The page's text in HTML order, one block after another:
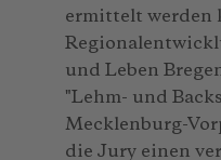
ermittelt werden
und Leben
"Lehm- und
Mecklenburg-
die Jury einen